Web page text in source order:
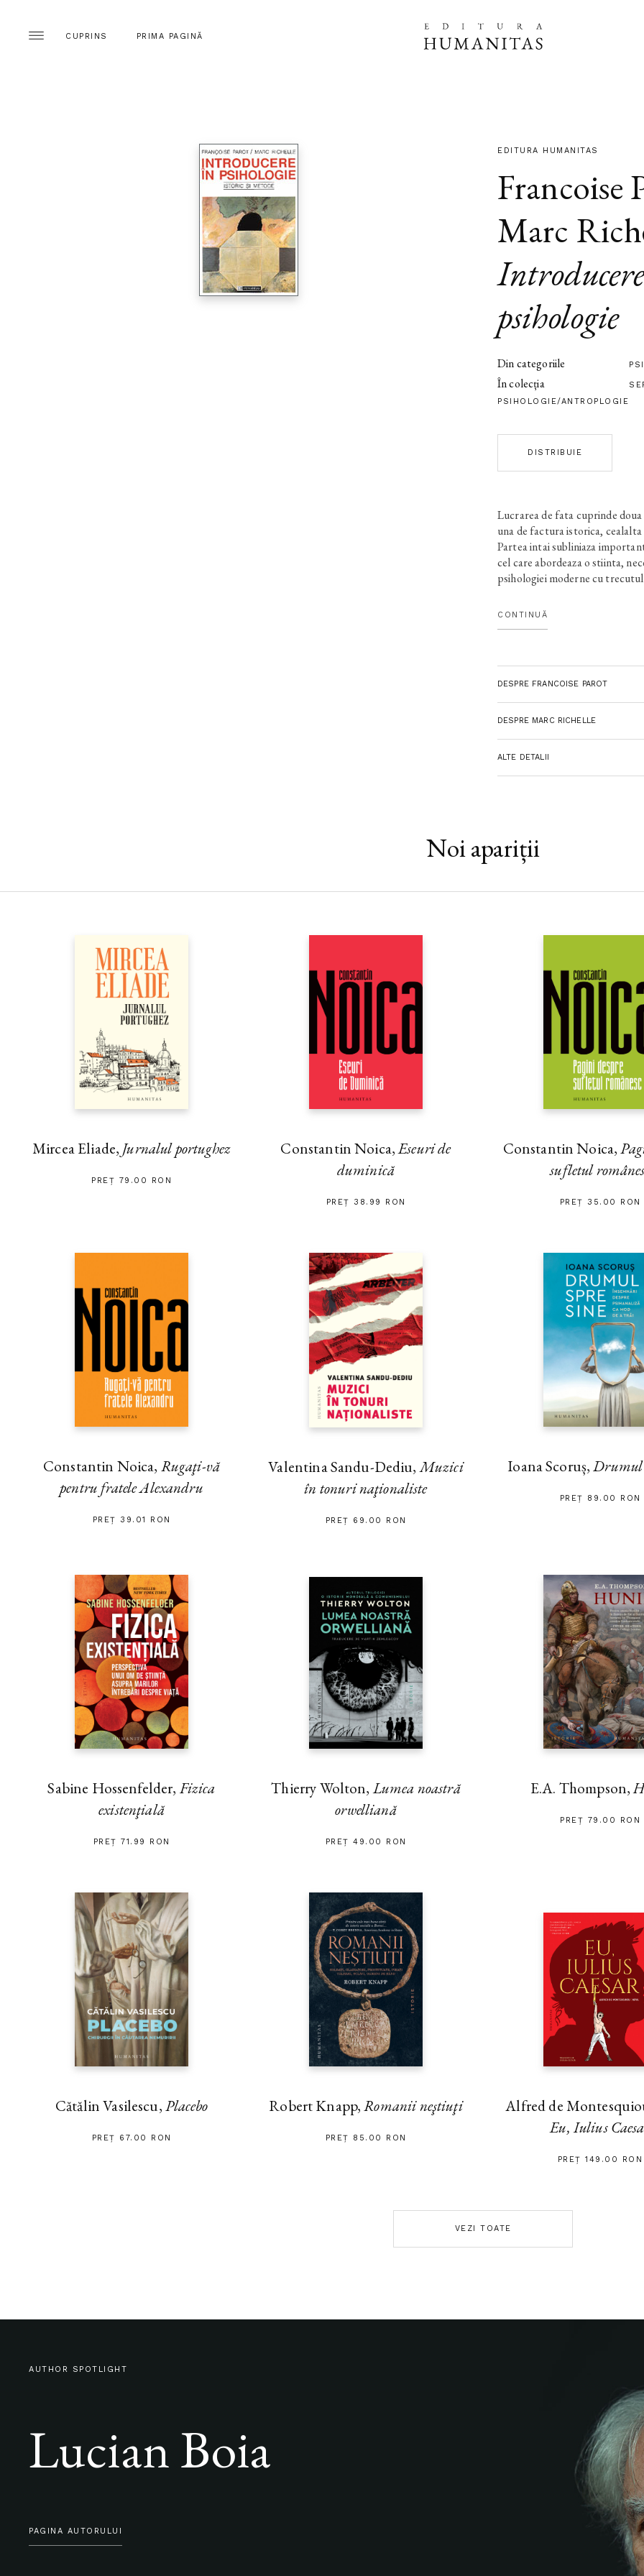
CUPRINS PRIMA PAGINĂ
EDITURA HUMANITAS
Francoise
Marc
psihologie
Din categoriile
În colecția
PSIHOLOGIE/ANTROPLOGIE
DISTRIBUIE
Lucrarea de fata cuprinde
una de factura istorica,
Partea intai subliniaza
cel care abordeaza o stiinta,
psihologiei moderne cu
psihologiei epocii stiintifice.
reflectie asupra demersurilor
psihologilor.traducere de Doina
CONTINUĂ
DESPRE FRANCOISE PAROT
DESPRE MARC RICHELLE
ALTE DETALII
Noi apariții
Mircea Eliade, Jurnalul portughez
PREȚ 79.00 RON
Constantin Noica,Eseuri de
duminică
PREȚ 38.99 RON
Constantin Noica,
sufletul
PREȚ 35.00 RON
Constantin Noica, Rugaţi-vă
pentru fratele Alexandru
PREȚ 39.01 RON
Valentina Sandu-Dediu,Muzici
în tonuri naţionaliste
PREȚ 69.00 RON
Ioana Scoruș,Drumul
PREȚ 89.00 RON
Sabine Hossenfelder, Fizica
existenţială
PREȚ 71.99 RON
Thierry Wolton,Lumea noastră
orwelliană
PREȚ 49.00 RON
E.A. Thompson,
PREȚ 79.00 RON
Cătălin Vasilescu,Placebo
PREȚ 67.00 RON
Robert Knapp,Romanii neştiuţi
PREȚ 85.00 RON
Alfred de
Eu, Iulius
PREȚ 149.00 RON
VEZI TOATE
AUTHOR SPOTLIGHT
Lucian Boia
PAGINA AUTORULUI